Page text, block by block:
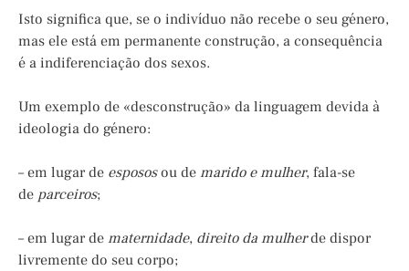
Isto significa que, se o indivíduo não recebe o seu género,
mas ele está em permanente construção, a consequência
é a indiferenciação dos sexos.
Um exemplo de «desconstrução» da linguagem devida à
ideologia do género:
– em lugar de espososou de marido e mulher, fala-se
de parceiros;
– em lugar de maternidade, direito da mulherde dispor
livremente do seu corpo;